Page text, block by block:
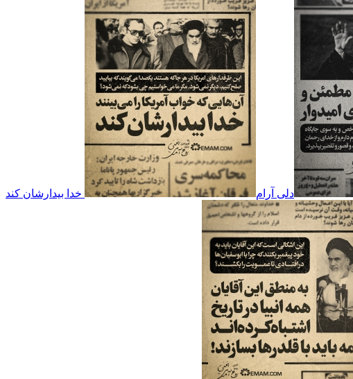
دلی آرام خدا بیدارشان کند